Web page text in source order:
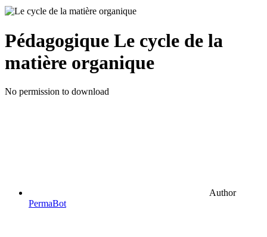
Pédagogique Le cycle de la
matière organique
No permission to download
Author
PermaBot